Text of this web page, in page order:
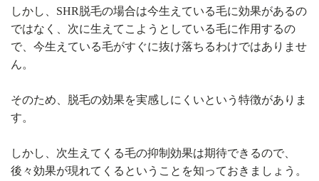
しかし、SHR脱毛の場合は今生えている毛に効果があるの
ではなく、次に生えてこようとしている毛に作用するの
で、今生えている毛がすぐに抜け落ちるわけではありませ
ん。
そのため、脱毛の効果を実感しにくいという特徴がありま
す。
しかし、次生えてくる毛の抑制効果は期待できるので、
後々効果が現れてくるということを知っておきましょう。